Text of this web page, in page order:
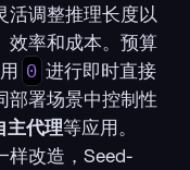
活调整推理长度以
效率和成本。预算
0 进行即时直接
部署场景中控制性
主代理等应用。
样改造，Seed-